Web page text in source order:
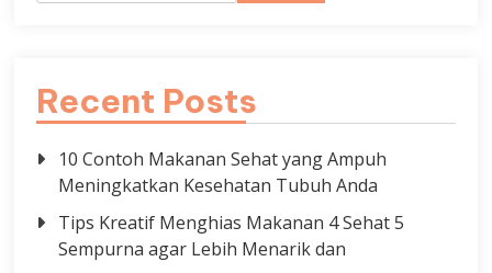
Recent Posts
10 Contoh Makanan Sehat yang Ampuh
Meningkatkan Kesehatan Tubuh Anda
Tips Kreatif Menghias Makanan 4 Sehat 5
Sempurna agar Lebih Menarik dan